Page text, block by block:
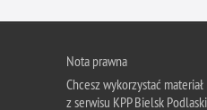
Nota prawna
Chcesz wykorzystać materiał
z serwisu KPP Bielsk